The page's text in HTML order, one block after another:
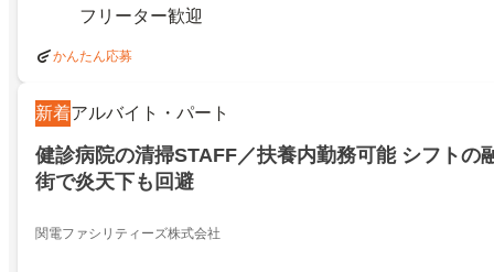
フリーター歓迎
かんたん応募
新着アルバイト・パート
健診病院の清掃STAFF／扶養内勤務可能 シフトの
街で炎天下も回避
関電ファシリティーズ株式会社